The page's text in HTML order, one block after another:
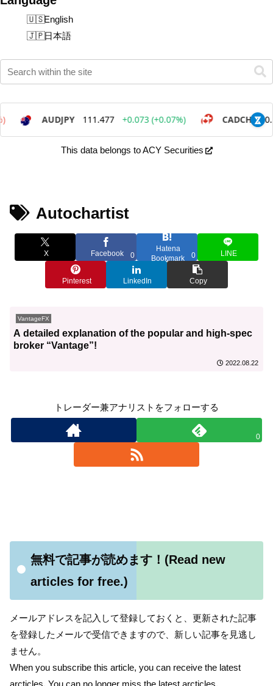
English
日本語
This data belongs to ACY Securities
Autochartist
X Facebook 0
Hatena
Bookmark
0 LINE
Pinterest LinkedIn Copy
VantageFX
A detailed explanation of the popular and high-spec
broker “Vantage”!
2022.08.22
トレーダー兼アナリストをフォローする
0
無料で記事が読めます！(Read new
articles for free.)
メールアドレスを記入して登録しておくと、更新された記事
を登録したメールで受信できますので、新しい記事を見逃し
ません。
When you subscribe this article, you can receive the latest
arcticles. You can no longer miss the latest arcticles.